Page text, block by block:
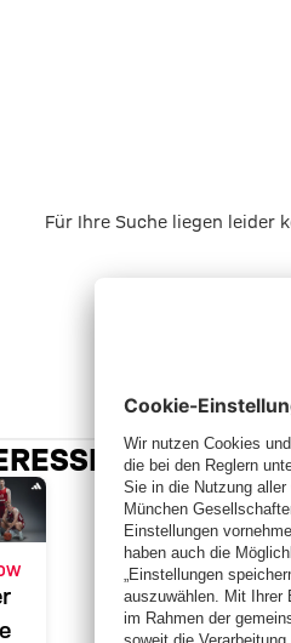
Für Ihre Suche liegen leider